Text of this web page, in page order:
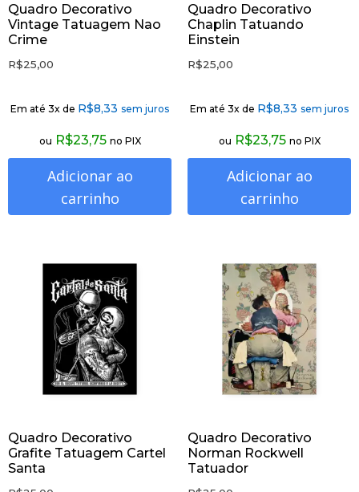
Quadro Decorativo
Vintage Tatuagem Nao
Crime
R$25,00
Em até 3x de R$8,33 sem juros
ou R$23,75 no PIX
Adicionar ao
carrinho
Quadro Decorativo
Chaplin Tatuando
Einstein
R$25,00
Em até 3x de R$8,33 sem juros
ou R$23,75 no PIX
Adicionar ao
carrinho
Quadro Decorativo
Grafite Tatuagem Cartel
Santa
Quadro Decorativo
Norman Rockwell
Tatuador